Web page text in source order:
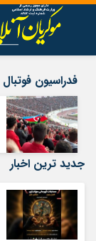
فدراسیون فوتبال
جدید ترین اخبار